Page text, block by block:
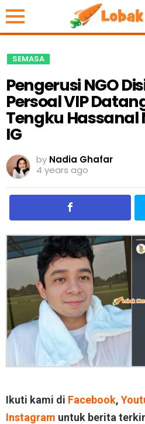
SEMASA
Pengerusi NGO
Persoal VIP
Tengku Hassanal
IG
by Nadia Ghafar
4 years ago
Ikuti kami di Facebook,
Instagram untuk berita